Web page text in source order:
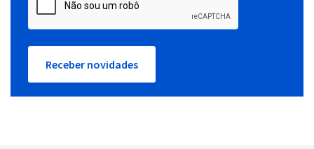
Receber novidades